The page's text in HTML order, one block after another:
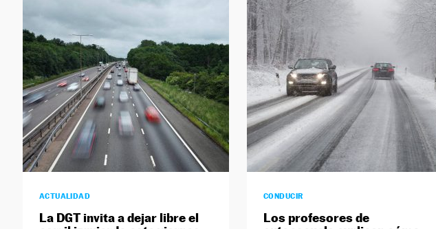
ACTUALIDAD
La DGT invita a dejar libre el
CONDUCIR
Los profesores de